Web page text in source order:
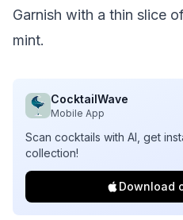
Garnish with a thin slice
mint.
CocktailWave
Mobile App
Scan cocktails with AI, get
collection!
Download